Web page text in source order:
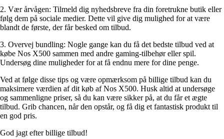
2. Vær årvågen: Tilmeld dig nyhedsbreve fra din foretrukne butik eller
følg dem på sociale medier. Dette vil give dig mulighed for at være
blandt de første, der får besked om tilbud.
3. Overvej bundling: Nogle gange kan du få det bedste tilbud ved at
købe Nos X500 sammen med andre gaming-tilbehør eller spil.
Undersøg dine muligheder for at få endnu mere for dine penge.
Ved at følge disse tips og være opmærksom på billige tilbud kan du
maksimere værdien af dit køb af Nos X500. Husk altid at undersøge
og sammenligne priser, så du kan være sikker på, at du får et ægte
tilbud. Grib chancen, når den opstår, og få dig et fantastisk produkt til
en god pris.
God jagt efter billige tilbud!